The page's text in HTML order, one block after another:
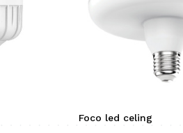
Foco led celing